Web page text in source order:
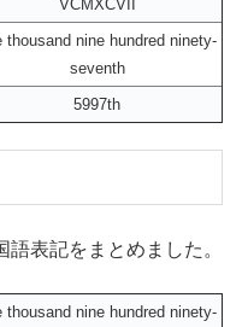
VCMXCVII
thousand nine hundred ninety-
seventh
5997th
表記をまとめました。
thousand nine hundred ninety-